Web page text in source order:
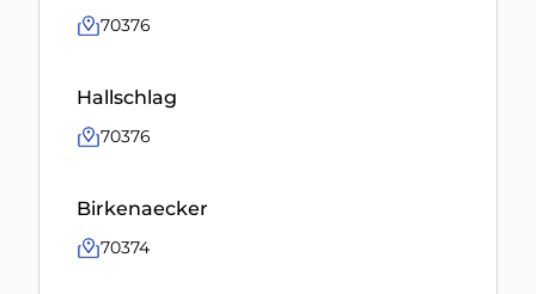
70376
Hallschlag
70376
Birkenaecker
70374